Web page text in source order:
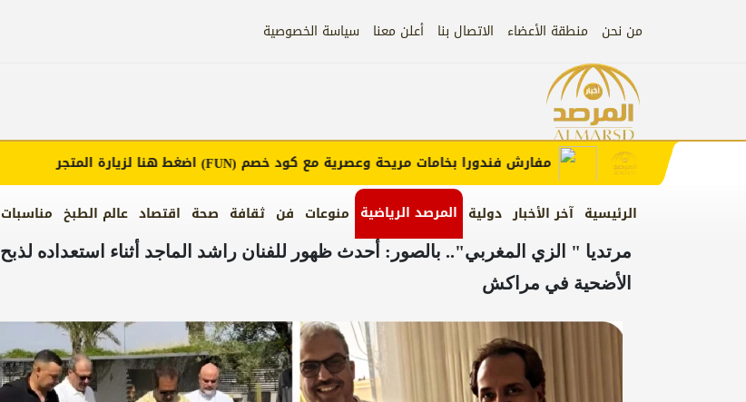
من نحن منطقة الأعضاء الاتصال بنا أعلن معنا سياسة الخصوصية
الرئيسية آخر الأخبار دولية المرصد الرياضية منوعات فن ثقافة صحة اقتصاد عالم الطبخ مناسبات
مفارش فندورا بخامات مريحة وعصرية مع كود خصم(FUN)اضغط هنا لزيارة المتجر
مرتديا " الزي المغربي".. بالصور: أحدث ظهور للفنان راشد الماجد أثناء استعداده لذبح
الأضحية في مراكش